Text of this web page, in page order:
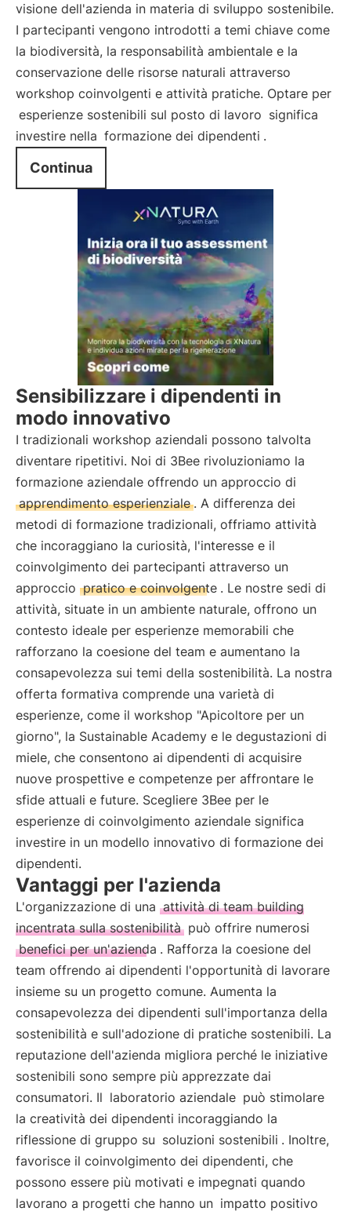
visione dell'azienda in materia di sviluppo sostenibile.
I partecipanti vengono introdotti a temi chiave come
la biodiversità, la responsabilità ambientale e la
conservazione delle risorse naturali attraverso
workshop coinvolgenti e attività pratiche. Optare per
esperienze sostenibili sul posto di lavoro significa
investire nella formazione dei dipendenti .
Continua
Sensibilizzare i dipendenti in
modo innovativo
I tradizionali workshop aziendali possono talvolta
diventare ripetitivi. Noi di 3Bee rivoluzioniamo la
formazione aziendale offrendo un approccio di
apprendimento esperienziale . A differenza dei
metodi di formazione tradizionali, offriamo attività
che incoraggiano la curiosità, l'interesse e il
coinvolgimento dei partecipanti attraverso un
approccio pratico e coinvolgente . Le nostre sedi di
attività, situate in un ambiente naturale, offrono un
contesto ideale per esperienze memorabili che
rafforzano la coesione del team e aumentano la
consapevolezza sui temi della sostenibilità. La nostra
offerta formativa comprende una varietà di
esperienze, come il workshop "Apicoltore per un
giorno", la Sustainable Academy e le degustazioni di
miele, che consentono ai dipendenti di acquisire
nuove prospettive e competenze per affrontare le
sfide attuali e future. Scegliere 3Bee per le
esperienze di coinvolgimento aziendale significa
investire in un modello innovativo di formazione dei
dipendenti.
Vantaggi per l'azienda
L'organizzazione di una attività di team building
incentrata sulla sostenibilità può offrire numerosi
benefici per un'azienda . Rafforza la coesione del
team offrendo ai dipendenti l'opportunità di lavorare
insieme su un progetto comune. Aumenta la
consapevolezza dei dipendenti sull'importanza della
sostenibilità e sull'adozione di pratiche sostenibili. La
reputazione dell'azienda migliora perché le iniziative
sostenibili sono sempre più apprezzate dai
consumatori. Il laboratorio aziendale può stimolare
la creatività dei dipendenti incoraggiando la
riflessione di gruppo su soluzioni sostenibili . Inoltre,
favorisce il coinvolgimento dei dipendenti, che
possono essere più motivati e impegnati quando
lavorano a progetti che hanno un impatto positivo